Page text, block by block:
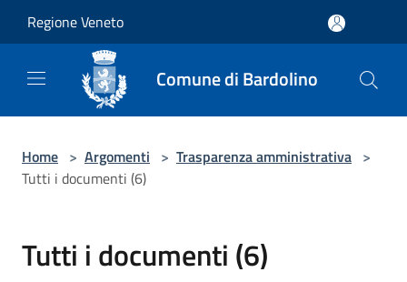
Regione Veneto
Comune di Bardolino
Home > Argomenti > Trasparenza amministrativa >
Tutti i documenti (6)
Tutti i documenti (6)